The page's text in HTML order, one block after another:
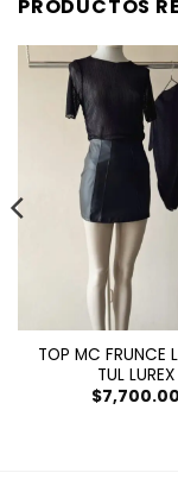
PRODUCTOS
TOP MC FRUNCE
TUL LUREX
$7,700.00